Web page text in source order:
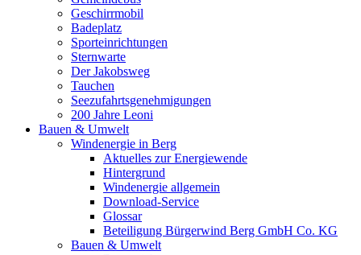
Geschirrmobil
Badeplatz
Sporteinrichtungen
Sternwarte
Der Jakobsweg
Tauchen
Seezufahrtsgenehmigungen
200 Jahre Leoni
Bauen & Umwelt
Windenergie in Berg
Aktuelles zur Energiewende
Hintergrund
Windenergie allgemein
Download-Service
Glossar
Beteiligung Bürgerwind Berg GmbH Co. KG
Bauen & Umwelt